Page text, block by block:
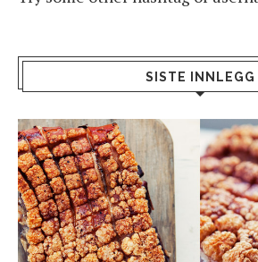
SISTE INNLEGG